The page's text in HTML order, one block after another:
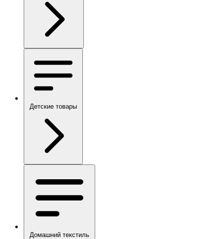
Детские товары
Домашний текстиль